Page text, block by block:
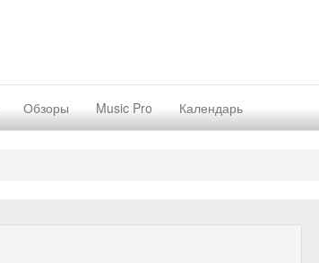
Обзоры Music Pro Календарь